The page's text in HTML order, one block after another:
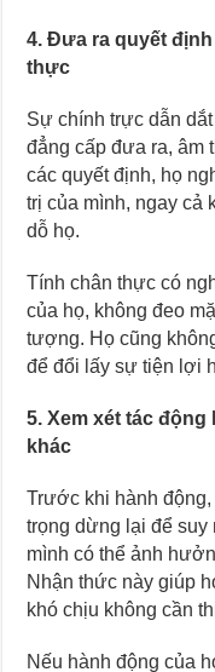
4. Đưa ra quyết
thực
Sự chính trực dẫn
đẳng cấp đưa ra, âm
các quyết định, họ
trị của mình, ngay cả
dỗ họ.
Tính chân thực có
của họ, không đeo
tượng. Họ cũng
để đổi lấy sự tiện lợi
5. Xem xét tác
khác
Trước khi hành
trọng dừng lại để suy
mình có thể ảnh
Nhận thức này giúp
khó chịu không cần
Nếu hành động của